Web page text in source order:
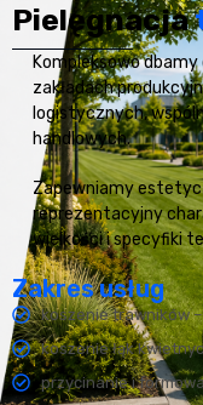
Pielęgnacja
Kompleksowo
zakładach
logistycznych,
handlowych.
Zapewniamy
reprezentacyjny
wielkości i specyfiki
Zakres usług
koszenie trawników
koszenie łąk
przycinanie i